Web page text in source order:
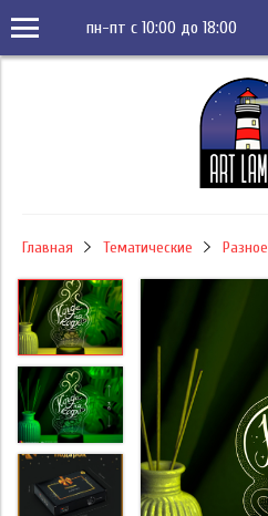
пн-пт с 10:00 до 18:00
Главная Тематические Разное